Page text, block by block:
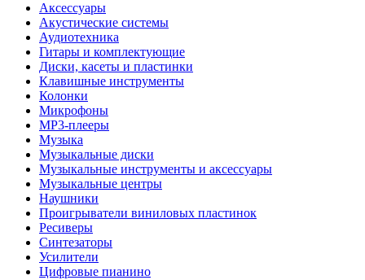
Аксессуары
Акустические системы
Аудиотехника
Гитары и комплектующие
Диски, касеты и пластинки
Клавишные инструменты
Колонки
Микрофоны
МР3-плееры
Музыка
Музыкальные диски
Музыкальные инструменты и аксессуары
Музыкальные центры
Наушники
Проигрыватели виниловых пластинок
Ресиверы
Синтезаторы
Усилители
Цифровые пианино